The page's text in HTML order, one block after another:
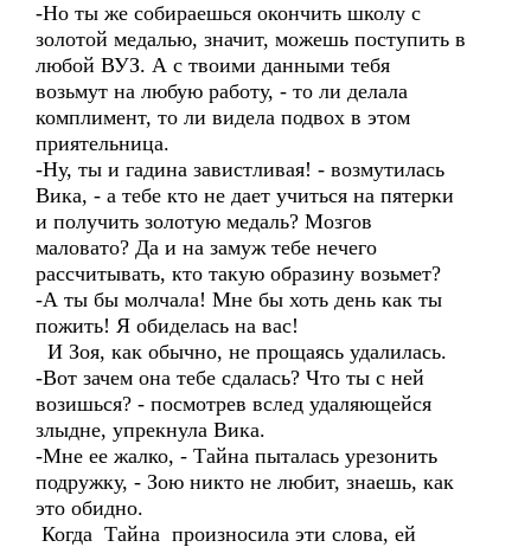
-Но ты же собираешься окончить школу с
золотой медалью, значит, можешь поступить в
любой ВУЗ. А с твоими данными тебя
возьмут на любую работу, - то ли делала
комплимент, то ли видела подвох в этом
приятельница.
-Ну, ты и гадина завистливая! - возмутилась
Вика, - а тебе кто не дает учиться на пятерки
и получить золотую медаль? Мозгов
маловато? Да и на замуж тебе нечего
рассчитывать, кто такую образину возьмет?
-А ты бы молчала! Мне бы хоть день как ты
пожить! Я обиделась на вас!
И Зоя, как обычно, не прощаясь удалилась.
-Вот зачем она тебе сдалась? Что ты с ней
возишься? - посмотрев вслед удаляющейся
злыдне, упрекнула Вика.
-Мне ее жалко, - Тайна пыталась урезонить
подружку, - Зою никто не любит, знаешь, как
это обидно.
Когда Тайна произносила эти слова, ей